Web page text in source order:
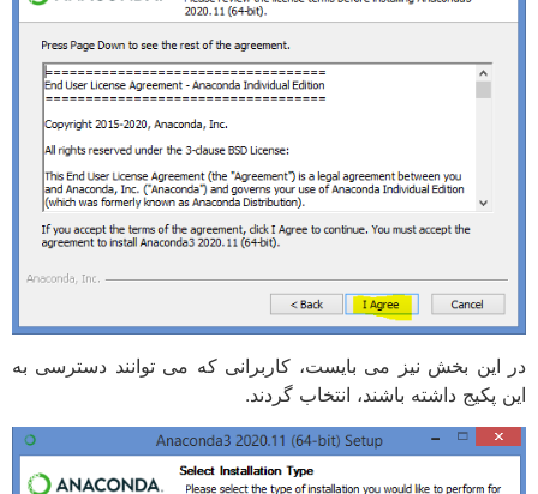
در این بخش نیز می بایست، کاربرانی که می توانند دسترسی به
این پکیج داشته باشند، انتخاب گردند.